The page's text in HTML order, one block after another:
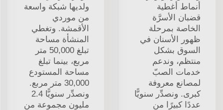
أنماط أغطية
قضبان الأسرَّة
الخاصة بمرحلة
ظهور الأسنان في
السوق بشكل
منتظم، وندعم
خدمات الصبّ
لمصانع معروفة
كبرى. ونصدِّر سنويًّا
عددًا كبيرًا من
ولديها شبكة واسعة
من موردي
الأقمشة. وتغطي
المنشأة مساحة
تبلغ 50,000 متر
مربع، بينما تبلغ
مساحة المستودع
30,000 متر مربع.
ونصدِّر سنويًّا 2.4
مليون مجموعة من